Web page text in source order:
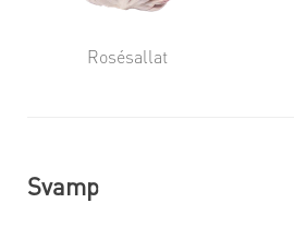
Rosésallat
Svamp